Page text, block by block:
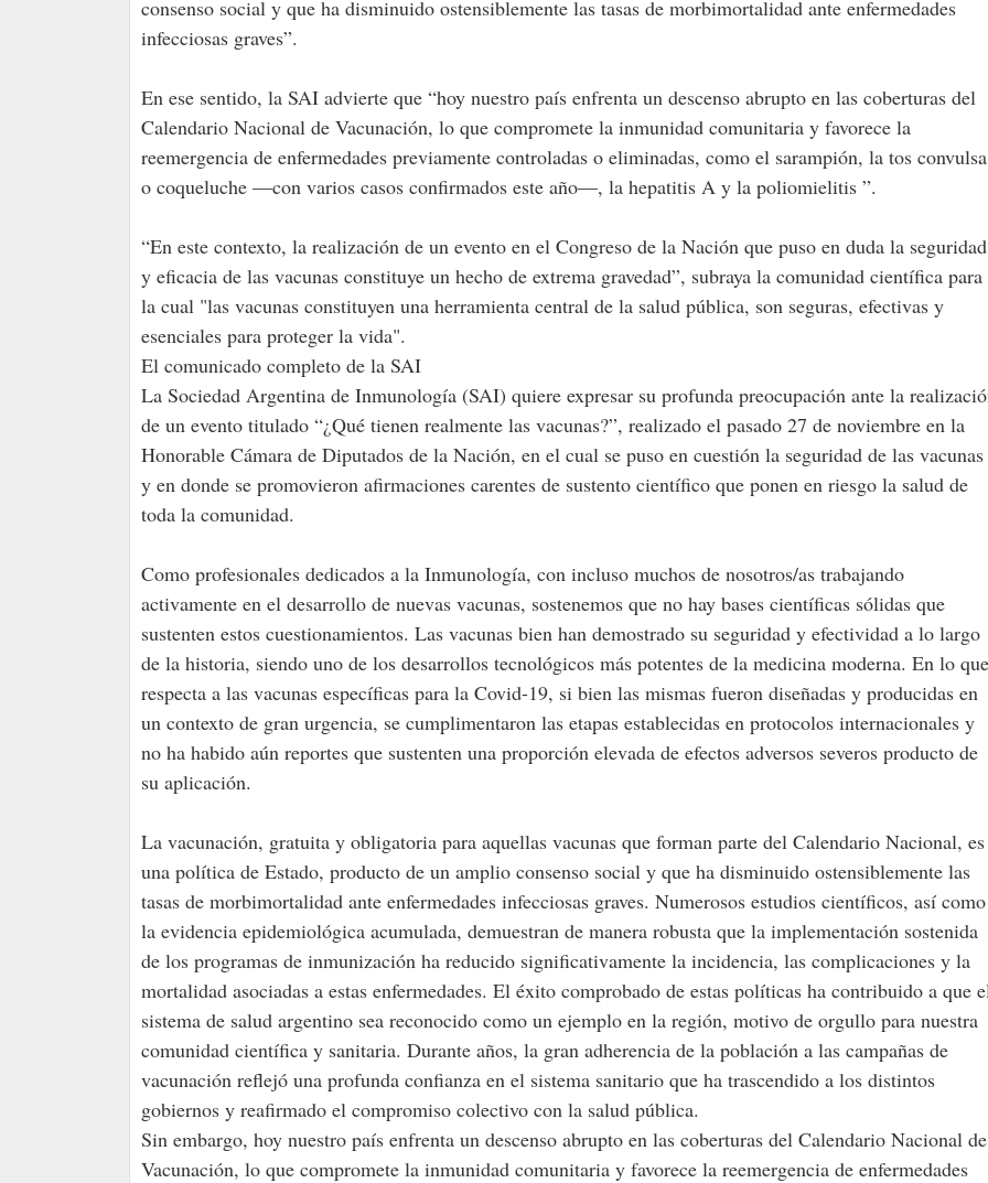
consenso social y que ha disminuido ostensiblemente las tasas de morbimortalidad ante enfermedades
infecciosas graves”.
En ese sentido, la SAI advierte que “hoy nuestro país enfrenta un descenso abrupto en las coberturas del
Calendario Nacional de Vacunación, lo que compromete la inmunidad comunitaria y favorece la
reemergencia de enfermedades previamente controladas o eliminadas, como el sarampión, la tos convulsa
o coqueluche —con varios casos confirmados este año—, la hepatitis A y la poliomielitis ”.
“En este contexto, la realización de un evento en el Congreso de la Nación que puso en duda la seguridad
y eficacia de las vacunas constituye un hecho de extrema gravedad”, subraya la comunidad científica para
la cual "las vacunas constituyen una herramienta central de la salud pública, son seguras, efectivas y
esenciales para proteger la vida".
El comunicado completo de la SAI
La Sociedad Argentina de Inmunología (SAI) quiere expresar su profunda preocupación ante la
de un evento titulado “¿Qué tienen realmente las vacunas?”, realizado el pasado 27 de noviembre en la
Honorable Cámara de Diputados de la Nación, en el cual se puso en cuestión la seguridad de las vacunas
y en donde se promovieron afirmaciones carentes de sustento científico que ponen en riesgo la salud de
toda la comunidad.
Como profesionales dedicados a la Inmunología, con incluso muchos de nosotros/as trabajando
activamente en el desarrollo de nuevas vacunas, sostenemos que no hay bases científicas sólidas que
sustenten estos cuestionamientos. Las vacunas bien han demostrado su seguridad y efectividad a lo largo
de la historia, siendo uno de los desarrollos tecnológicos más potentes de la medicina moderna. En lo que
respecta a las vacunas específicas para la Covid-19, si bien las mismas fueron diseñadas y producidas en
un contexto de gran urgencia, se cumplimentaron las etapas establecidas en protocolos internacionales y
no ha habido aún reportes que sustenten una proporción elevada de efectos adversos severos producto de
su aplicación.
La vacunación, gratuita y obligatoria para aquellas vacunas que forman parte del Calendario Nacional, es
una política de Estado, producto de un amplio consenso social y que ha disminuido ostensiblemente las
tasas de morbimortalidad ante enfermedades infecciosas graves. Numerosos estudios científicos, así como
la evidencia epidemiológica acumulada, demuestran de manera robusta que la implementación sostenida
de los programas de inmunización ha reducido significativamente la incidencia, las complicaciones y la
mortalidad asociadas a estas enfermedades. El éxito comprobado de estas políticas ha contribuido a que
sistema de salud argentino sea reconocido como un ejemplo en la región, motivo de orgullo para nuestra
comunidad científica y sanitaria. Durante años, la gran adherencia de la población a las campañas de
vacunación reflejó una profunda confianza en el sistema sanitario que ha trascendido a los distintos
gobiernos y reafirmado el compromiso colectivo con la salud pública.
Sin embargo, hoy nuestro país enfrenta un descenso abrupto en las coberturas del Calendario Nacional de
Vacunación, lo que compromete la inmunidad comunitaria y favorece la reemergencia de enfermedades